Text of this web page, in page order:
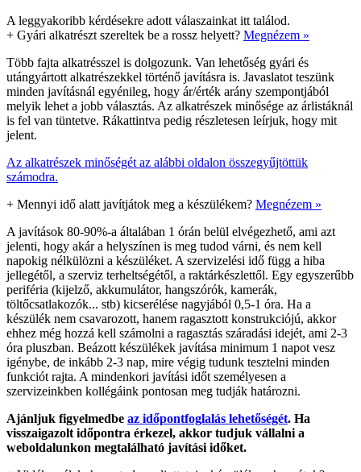
A leggyakoribb kérdésekre adott válaszainkat itt találod.
+ Gyári alkatrészt szereltek be a rossz helyett? Megnézem »
Több fajta alkatrésszel is dolgozunk. Van lehetőség gyári és
utángyártott alkatrészekkel történő javításra is. Javaslatot teszünk
minden javításnál egyénileg, hogy ár/érték arány szempontjából
melyik lehet a jobb választás. Az alkatrészek minősége az árlistáknál
is fel van tüntetve. Rákattintva pedig részletesen leírjuk, hogy mit
jelent.
Az alkatrészek minőségét az alábbi oldalon összegyűjtöttük
számodra.
+ Mennyi idő alatt javítjátok meg a készülékem? Megnézem »
A javítások 80-90%-a általában 1 órán belül elvégezhető, ami azt
jelenti, hogy akár a helyszínen is meg tudod várni, és nem kell
napokig nélkülözni a készüléket. A szervizelési idő függ a hiba
jellegétől, a szerviz terheltségétől, a raktárkészlettől. Egy egyszerűbb
periféria (kijelző, akkumulátor, hangszórók, kamerák,
töltőcsatlakozók... stb) kicserélése nagyjából 0,5-1 óra. Ha a
készülék nem csavarozott, hanem ragasztott konstrukciójú, akkor
ehhez még hozzá kell számolni a ragasztás száradási idejét, ami 2-3
óra pluszban. Beázott készülékek javítása minimum 1 napot vesz
igénybe, de inkább 2-3 nap, mire végig tudunk tesztelni minden
funkciót rajta. A mindenkori javítási időt személyesen a
szervizeinkben kollégáink pontosan meg tudják határozni.
Ajánljuk figyelmedbe az időpontfoglalás lehetőségét. Ha
visszaigazolt időpontra érkezel, akkor tudjuk vállalni a
weboldalunkon megtalálható javítási időket.